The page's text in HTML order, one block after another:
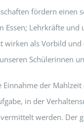
fördern einen
Essen; Lehrkräfte und
wirken als Vorbild und
Schülerinnen
Einnahme der Mahlzeit
in der
werden. Der